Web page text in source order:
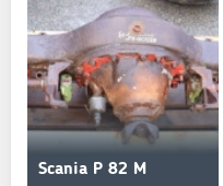
Scania P 82 M